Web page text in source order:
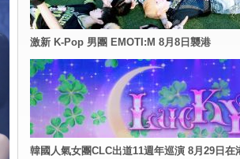
激新 K-Pop 男團 EMOTI:M 8月8日襲港
韓國人氣女團CLC出道11週年巡演 8月29日在